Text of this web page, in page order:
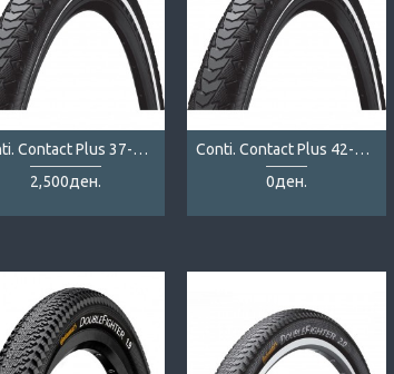
Conti. Contact Plus 37-622
2,500ден.
Conti. Contact Plus 42-622
0ден.